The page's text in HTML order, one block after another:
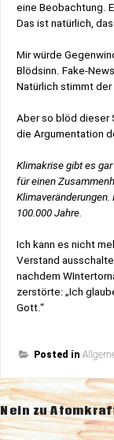
eine Beobachtung.
Das ist natürlich,
Mir würde
Blödsinn. Fake-
Natürlich stimmt der
Aber so blöd dieser
die Argumentation
Klimakrise gibt es
für einen
100.000 Jahre.
Ich kann es nicht
Verstand
nachdem
zerstörte: „Ich
Gott.“
Posted in
Nein zu